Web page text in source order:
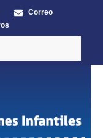
Correo